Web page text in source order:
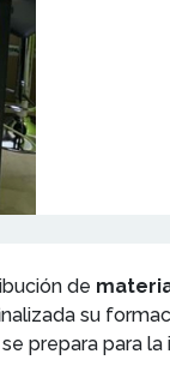
de
su
prepara para